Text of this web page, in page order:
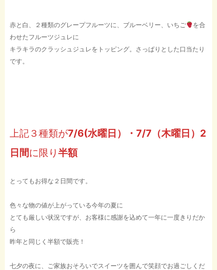
赤と白、２種類のグレープフルーツに、ブルーベリー、いちご
を合
わせたフルーツジュレに
キラキラのクラッシュジュレをトッピング。さっぱりとした口当たり
です。
上記３種類が7/6(水曜日）・7/7（木曜日）2
日間 に限り 半額
とってもお得な２日間です。
色々な物の値が上がっている今年の夏に
とても厳しい状況ですが、お客様に感謝を込めて一年に一度きりだか
ら
昨年と同じく半額で販売！
七夕の夜に、ご家族おそろいでスイーツを囲んで笑顔でお過ごしくだ